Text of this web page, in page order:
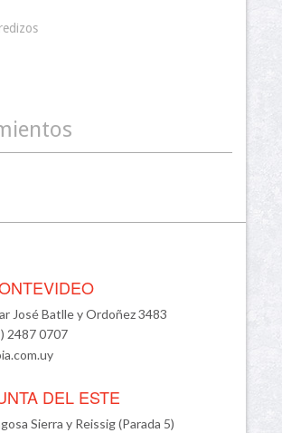
José Batlle y Ordoñez 3483
2487 0707
DEL ESTE
Sierra y Reissig (Parada 5)